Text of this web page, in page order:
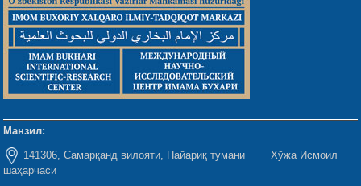
Манзил:
141306, Самарқанд вилояти, Пайариқ тумани Хўжа Исмоил
шаҳарчаси